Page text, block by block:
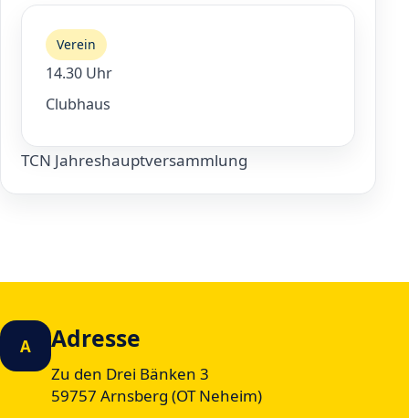
Verein
14.30 Uhr
Clubhaus
TCN Jahreshauptversammlung
A Adresse
Zu den Drei Bänken 3
59757 Arnsberg (OT Neheim)